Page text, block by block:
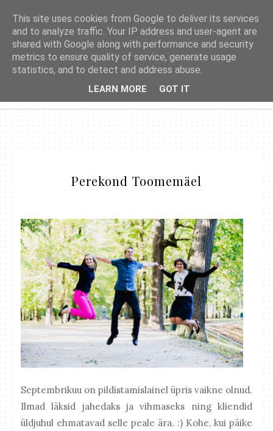
Perekond Toomemäel
Septembrikuu on pildistamislainel üpris vaikne olnud.
Ilmad läksid jahedaks ja vihmaseks ning kliendid
üldjuhul ehmatavad selle peale ära. :) Kohe, kui päike
This site uses cookies from Google to deliver its services
and to analyze traffic. Your IP address and user-agent are
shared with Google along with performance and security
metrics to ensure quality of service, generate usage
statistics, and to detect and address abuse.
LEARN MORE GOT IT